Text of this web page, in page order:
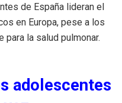
de España lideran el
en Europa, pese a los
la salud pulmonar.
adolescentes